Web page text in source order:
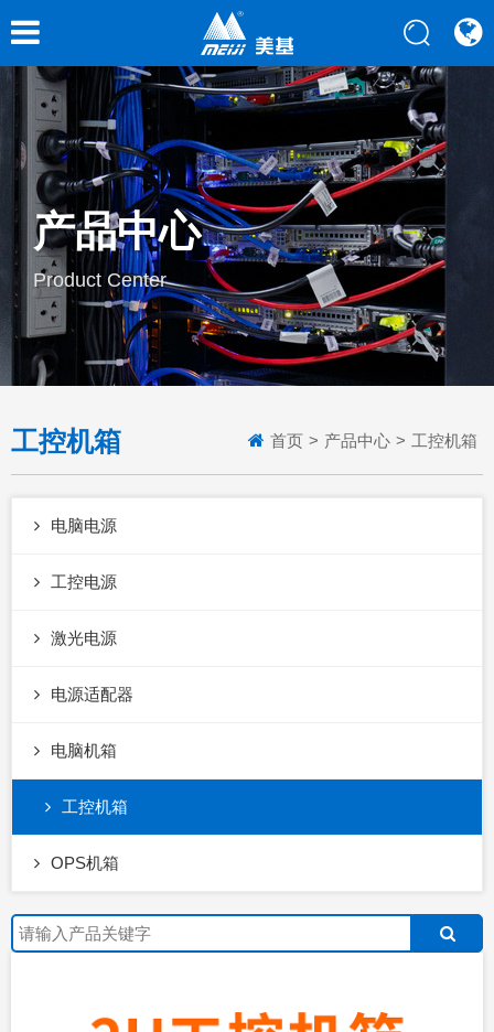
产品中心
Product Center
工控机箱 首页 > 产品中心 > 工控机箱
电脑电源
工控电源
激光电源
电源适配器
电脑机箱
工控机箱
OPS机箱